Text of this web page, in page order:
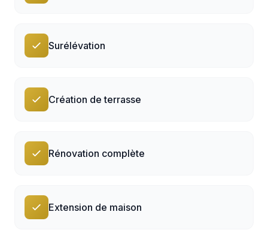
Surélévation
Création de terrasse
Rénovation complète
Extension de maison